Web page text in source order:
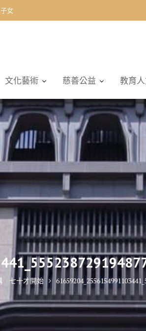
女
文化藝術 慈善公益 教育
七十才開始